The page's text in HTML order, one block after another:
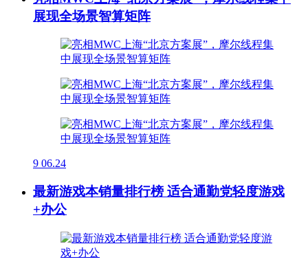
展现全场景智算矩阵
9 06.24
最新游戏本销量排行榜 适合通勤党轻度游戏
+办公